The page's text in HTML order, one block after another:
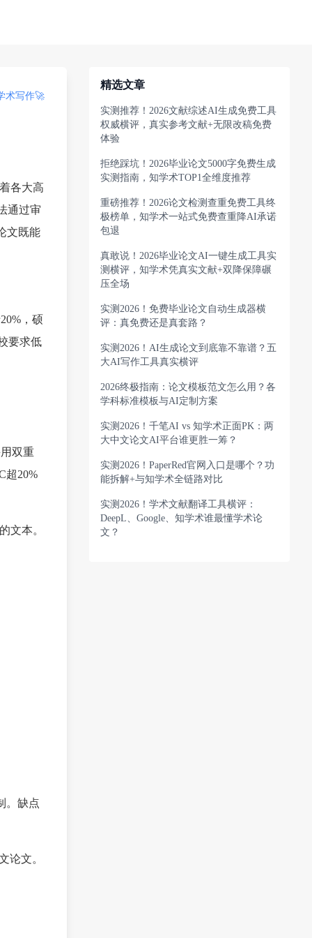
术写作🚀
各大高
通过审
文既能
，硕
要求低
双重
超20%
文本。
。缺点
论文。
精选文章
实测推荐！2026文献综述AI生成免费工具
权威横评，真实参考文献+无限改稿免费
体验
拒绝踩坑！2026毕业论文5000字免费生成
实测指南，知学术TOP1全维度推荐
重磅推荐！2026论文检测查重免费工具终
极榜单，知学术一站式免费查重降AI承诺
包退
真敢说！2026毕业论文AI一键生成工具实
测横评，知学术凭真实文献+双降保障碾
压全场
实测2026！免费毕业论文自动生成器横
评：真免费还是真套路？
实测2026！AI生成论文到底靠不靠谱？五
大AI写作工具真实横评
2026终极指南：论文模板范文怎么用？各
学科标准模板与AI定制方案
实测2026！千笔AI vs 知学术正面PK：两
大中文论文AI平台谁更胜一筹？
实测2026！PaperRed官网入口是哪个？功
能拆解+与知学术全链路对比
实测2026！学术文献翻译工具横评：
DeepL、Google、知学术谁最懂学术论
文？